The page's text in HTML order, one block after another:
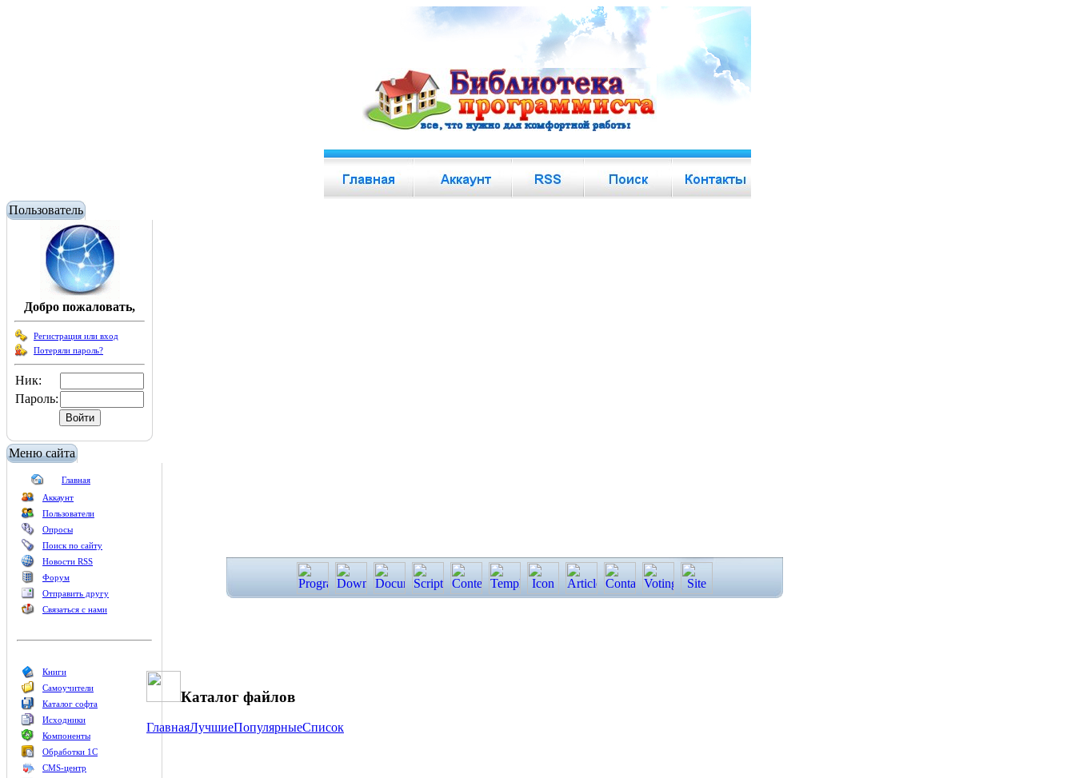
Пользователь
Добро пожаловать,
Регистрация или вход
Потеряли пароль?
Ник:
Пароль:
Меню сайта
Главная
Аккаунт
Пользователи
Опросы
Поиск по сайту
Новости RSS
Форум
Отправить другу
Связаться с нами
Книги
Самоучители
Каталог софта
Исходники
Компоненты
Обработки 1С
CMS-центр
Каталог файлов
ГлавнаяЛучшиеПопулярныеСписок